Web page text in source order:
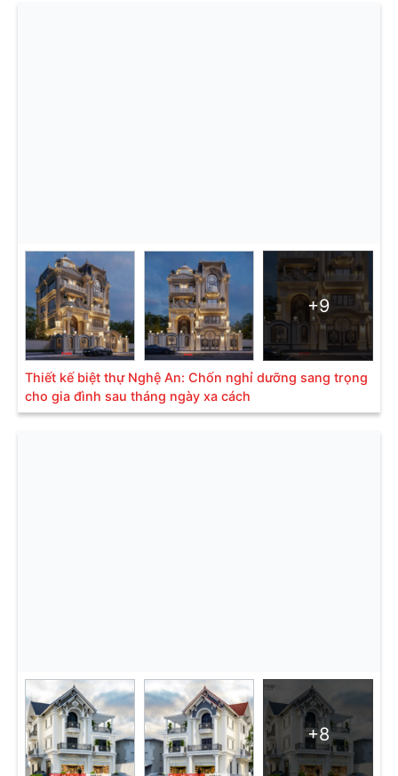
+9
Thiết kế biệt thự Nghệ An: Chốn nghỉ dưỡng sang trọng
cho gia đình sau tháng ngày xa cách
+8